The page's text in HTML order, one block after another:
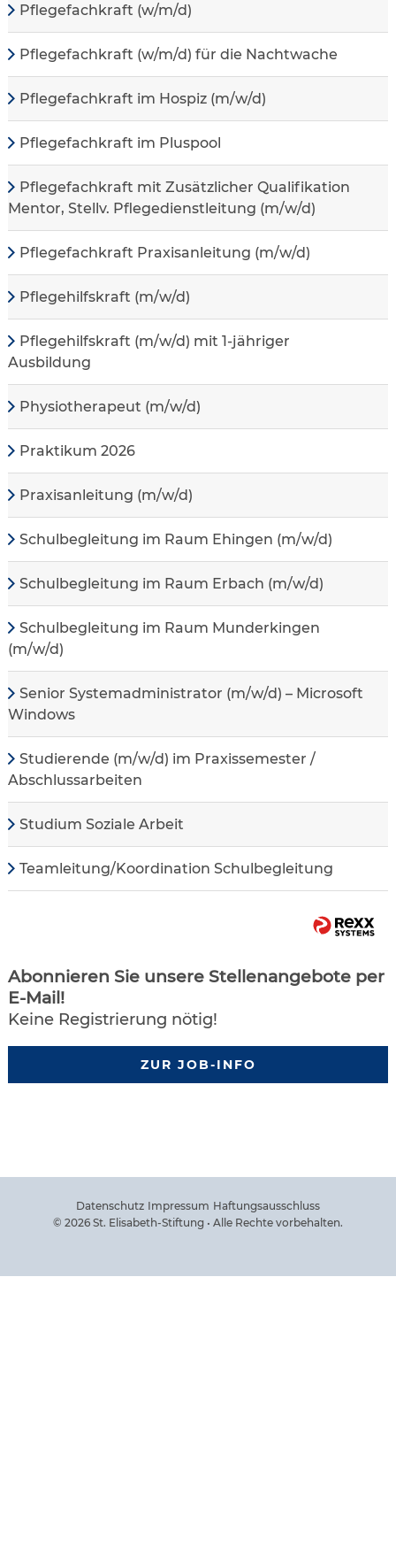
Pflegefachkraft (w/m/d)
Pflegefachkraft (w/m/d) für die Nachtwache
Pflegefachkraft im Hospiz (m/w/d)
Pflegefachkraft im Pluspool
Pflegefachkraft mit Zusätzlicher Qualifikation
Mentor, Stellv. Pflegedienstleitung (m/w/d)
Pflegefachkraft Praxisanleitung (m/w/d)
Pflegehilfskraft (m/w/d)
Pflegehilfskraft (m/w/d) mit 1-jähriger
Ausbildung
Physiotherapeut (m/w/d)
Praktikum 2026
Praxisanleitung (m/w/d)
Schulbegleitung im Raum Ehingen (m/w/d)
Schulbegleitung im Raum Erbach (m/w/d)
Schulbegleitung im Raum Munderkingen
(m/w/d)
Senior Systemadministrator (m/w/d) – Microsoft
Windows
Studierende (m/w/d) im Praxissemester /
Abschlussarbeiten
Studium Soziale Arbeit
Teamleitung/Koordination Schulbegleitung
Abonnieren Sie unsere Stellenangebote per
E-Mail!
Keine Registrierung nötig!
ZUR JOB-INFO
Datenschutz Impressum Haftungsausschluss
© 2026 St. Elisabeth-Stiftung • Alle Rechte vorbehalten.